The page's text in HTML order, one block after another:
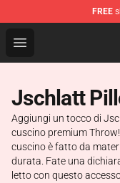
FREE
Open menu
Jschlatt Store -
Jschlatt
Aggiungi un tocco di
cuscino premium
cuscino è fatto da
durata. Fate una
letto con questo